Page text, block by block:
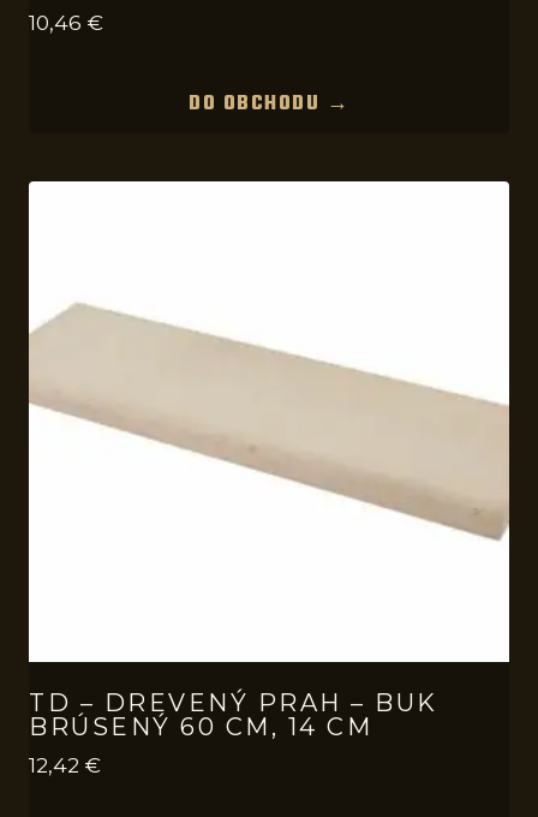
10,46 €
DO OBCHODU →
TD – DREVENÝ PRAH – BUK
BRÚSENÝ 60 CM, 14 CM
12,42 €